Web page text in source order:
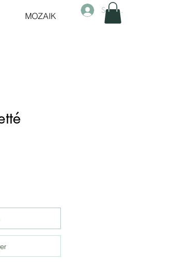
MOZAIK
Se connecter